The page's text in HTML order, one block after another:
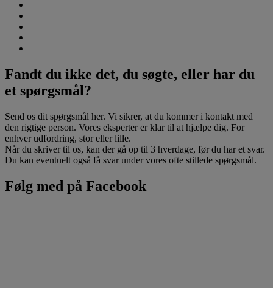
Fandt du ikke det, du søgte, eller har du
et spørgsmål?
Send os dit spørgsmål her. Vi sikrer, at du kommer i kontakt med
den rigtige person. Vores eksperter er klar til at hjælpe dig. For
enhver udfordring, stor eller lille.
Når du skriver til os, kan der gå op til 3 hverdage, før du har et svar.
Du kan eventuelt også få svar under vores ofte stillede spørgsmål.
Følg med på Facebook